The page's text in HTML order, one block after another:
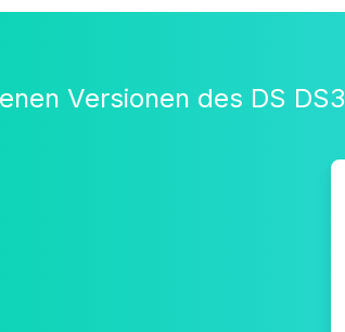
Versionen des DS DS3